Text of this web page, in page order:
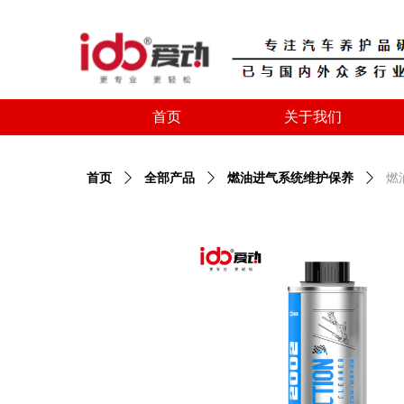
首页 关于我们
首页 ꄲ 全部产品 ꄲ 燃油进气系统维护保养 ꄲ 燃